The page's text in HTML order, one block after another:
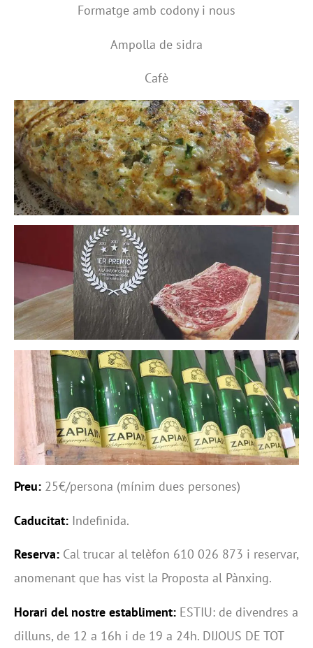
Formatge amb codony i nous
Ampolla de sidra
Cafè
Preu: 25€/persona (mínim dues persones)
Caducitat: Indefinida.
Reserva: Cal trucar al telèfon 610 026 873 i reservar,
anomenant que has vist la Proposta al Pànxing.
Horari del nostre establiment: ESTIU: de divendres a
dilluns, de 12 a 16h i de 19 a 24h. DIJOUS DE TOT